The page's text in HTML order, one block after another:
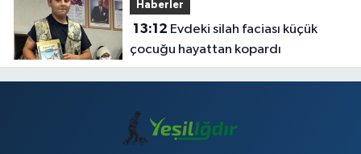
Haberler
13:12
çocuğu hayattan kopardı